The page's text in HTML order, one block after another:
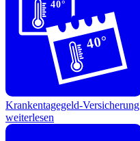
40°
40°
Krankentagegeld-Versicherung
weiterlesen